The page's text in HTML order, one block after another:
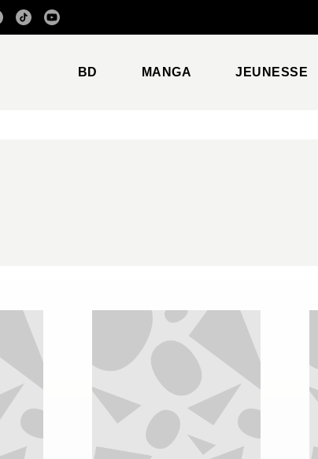
CONTENU
BD MANGA JEUNESSE